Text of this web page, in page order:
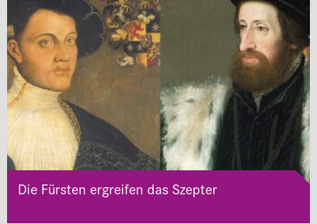
Die Fürsten ergreifen das Szepter